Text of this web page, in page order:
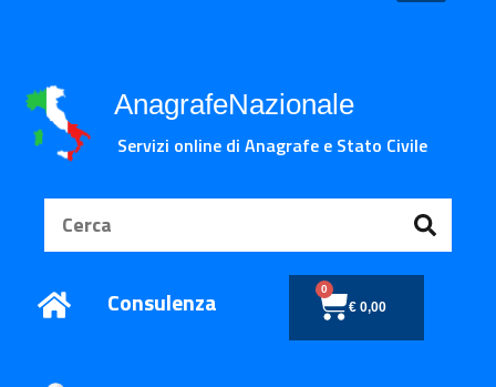
AnagrafeNazionale
Servizi online di Anagrafe e Stato Civile
Consulenza €0,00
0